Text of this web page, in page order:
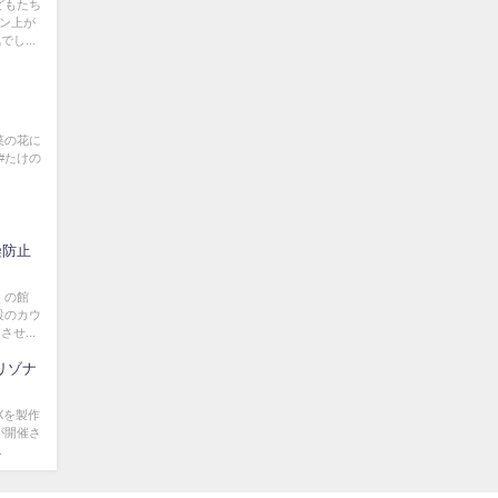
もたち
上が
し...
の花に
たけの
止
の館
のカウ
せ...
ゾナ
を製作
開催さ